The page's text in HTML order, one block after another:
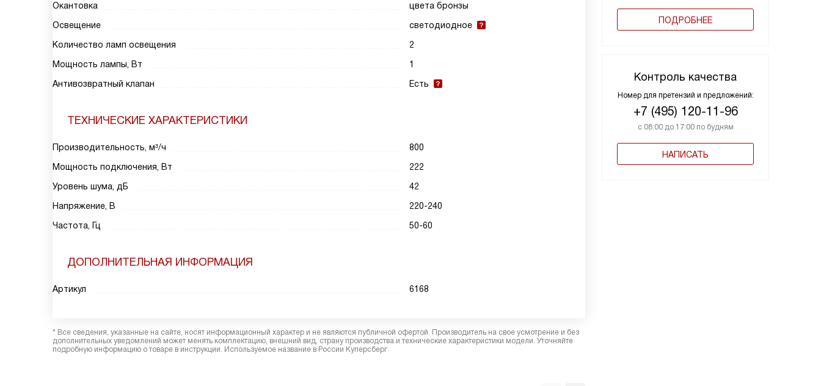
ПОДРОБНЕЕ
Контроль качества
Номер для претензий и предложений:
+7 (495) 120-11-96
с 08:00 до 17:00 по будням
НАПИСАТЬ
Окантовка
цвета бронзы
Освещение
светодиодное
Количество ламп освещения
2
Мощность лампы, Вт
1
Антивозвратный клапан
Есть
ТЕХНИЧЕСКИЕ ХАРАКТЕРИСТИКИ
Производительность, м³/ч
800
Мощность подключения, Вт
222
Уровень шума, дБ
42
Напряжение, В
220-240
Частота, Гц
50-60
ДОПОЛНИТЕЛЬНАЯ ИНФОРМАЦИЯ
Артикул 6168
* Все сведения, указанные на сайте, носят информационный характер и не являются публичной офертой. Производитель на свое усмотрение и без
дополнительных уведомлений может менять комплектацию, внешний вид, страну производства и технические характеристики модели. Уточняйте
подробную информацию о товаре в инструкции. Используемое название в России Куперсберг